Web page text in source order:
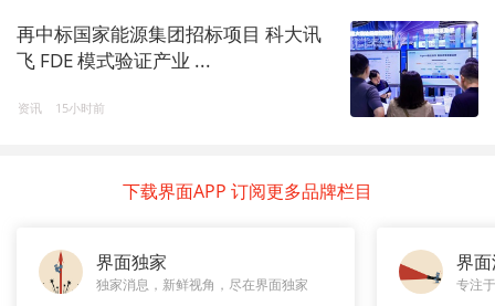
再中标国家能源集团招标项目 科大讯
飞 FDE 模式验证产业 ...
资讯 15小时前
下载界面APP 订阅更多品牌栏目
界面独家
独家消息，新鲜视角，尽在界面独家
界
专注